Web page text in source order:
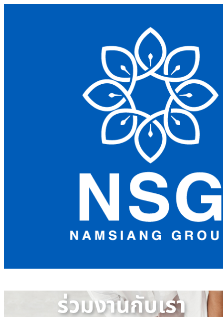
ร่วมงานกับเรา